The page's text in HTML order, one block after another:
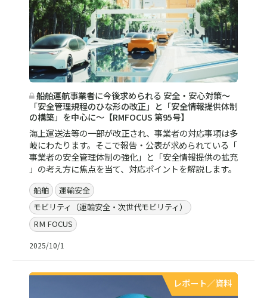
船舶運航事業者に今後求められる 安全・安心対策～
「安全管理規程のひな形の改正」と「安全情報提供体制
の構築」を中心に～【RMFOCUS 第95号】
海上運送法等の一部が改正され、事業者の対応事項は多
岐にわたります。そこで報告・公表が求められている「
事業者の安全管理体制の強化」と「安全情報提供の拡充
」の考え方に焦点を当て、対応ポイントを解説します。
船舶
運輸安全
モビリティ（運輸安全・次世代モビリティ）
RM FOCUS
2025/10/1
レポート／資料